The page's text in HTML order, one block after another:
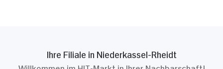
Ihre Filiale in Niederkassel-Rheidt